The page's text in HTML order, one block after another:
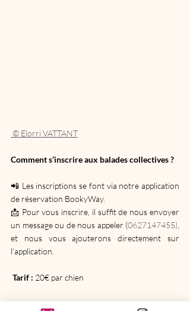
© Elorri VATTANT
Comment s’inscrire aux balades collectives ?
📲 Les inscriptions se font via notre application
de réservation BookyWay.
📩 Pour vous inscrire, il suffit de nous envoyer
un message ou de nous appeler (0627147455)
et nous vous ajouterons directement sur
l’application.
Tarif : 20€ par chien